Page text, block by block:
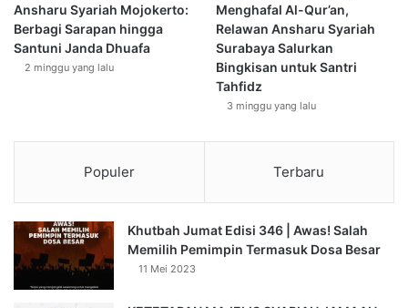
Ansharu Syariah Mojokerto:
Berbagi Sarapan hingga
Santuni Janda Dhuafa
2 minggu yang lalu
Menghafal Al-Qur’an,
Relawan Ansharu Syariah
Surabaya Salurkan
Bingkisan untuk Santri
Tahfidz
3 minggu yang lalu
Populer Terbaru
Khutbah Jumat Edisi 346 | Awas! Salah
Memilih Pemimpin Termasuk Dosa Besar
11 Mei 2023